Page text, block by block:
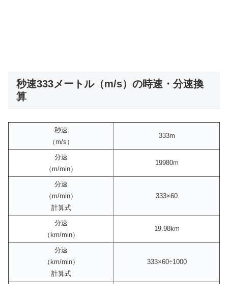
秒速333メートル（m/s）の時速・分速換
算
秒速
（m/s）
333m
分速
（m/min）
19980m
分速
（m/min）
計算式
333×60
分速
（km/min）
19.98km
分速
（km/min）
計算式
333×60÷1000